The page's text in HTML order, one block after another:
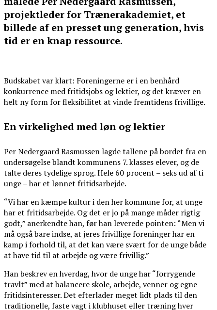
projektleder for Trænerakademiet, et
billede af en presset ung generation, hvis
tid er en knap ressource.
Budskabet var klart: Foreningerne er i en benhård
konkurrence med fritidsjobs og lektier, og det kræver en
helt ny form for fleksibilitet at vinde fremtidens frivillige.
En virkelighed med løn og lektier
Per Nedergaard Rasmussen lagde tallene på bordet fra en
undersøgelse blandt kommunens 7. klasses elever, og de
talte deres tydelige sprog. Hele 60 procent – seks ud af ti
unge – har et lønnet fritidsarbejde.
“Vi har en kæmpe kultur i den her kommune for, at unge
har et fritidsarbejde. Og det er jo på mange måder rigtig
godt,” anerkendte han, før han leverede pointen: “Men vi
må også bare indse, at jeres frivillige foreninger har en
kamp i forhold til, at det kan være svært for de unge både
at have tid til at arbejde og være frivillig.”
Han beskrev en hverdag, hvor de unge har “forrygende
travlt” med at balancere skole, arbejde, venner og egne
fritidsinteresser. Det efterlader meget lidt plads til den
traditionelle, faste vagt i klubhuset eller træning hver